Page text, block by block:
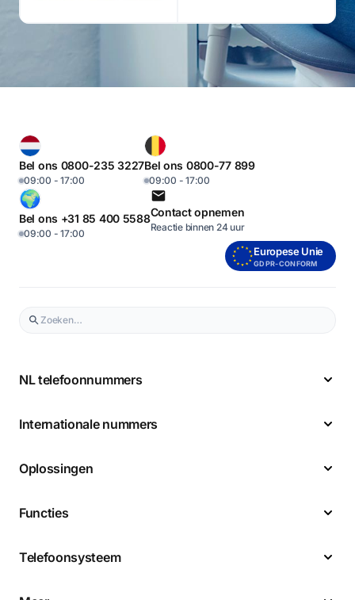
Bel ons 0800-235 3227
09:00 - 17:00
Bel ons 0800-77 899
09:00 - 17:00
Bel ons +31 85 400 5588
09:00 - 17:00
Contact opnemen
Reactie binnen 24 uur
Europese Unie
GDPR-CONFORM
NL telefoonnummers
Internationale nummers
Oplossingen
Functies
Telefoonsysteem